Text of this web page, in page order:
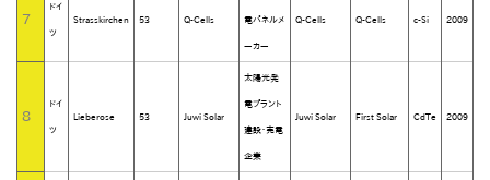
7
ドイ
ツ
Strasskirchen 53 Q-Cells 電パネルメ
ーカー
Q-Cells Q-Cells c-Si 2009
8
ドイ
ツ
Lieberose 53 Juwi Solar
太陽光発
電プラント
建設・売電
企業
Juwi Solar First Solar CdTe 2009